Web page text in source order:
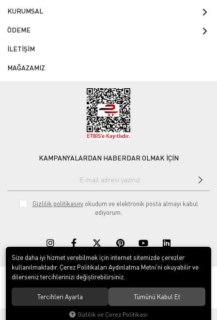
KURUMSAL
ÖDEME
İLETİŞİM
MAĞAZAMIZ
KAMPANYALARDAN HABERDAR OLMAK İÇİN
Gizlilik politikasını okudum ve elektronik posta almayı kabul
ediyorum.
© 2020Rekor Müzik. Tüm hakları saklıdır.
Yeni Nesil E-Ticaret Sistemleri ile Hazırlanmıştır.
Size daha iyi hizmet verebilmek için internet sitemizde çerezler
kullanılmaktadır. Çerez Politikaları Aydınlatma Metni’ni okuyabilir ve
dilerseniz tercihlerinizi değiştirebilirsiniz.
Tercihleri Ayarla Tümünü Kabul Et
Gizlilik ve Çerez Politikası